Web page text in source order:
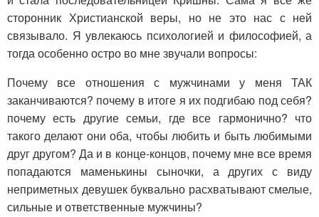
сторонник Христианской веры, но не это нас с ней
связывало. Я увлекаюсь психологией и философией, а
тогда особенно остро во мне звучали вопросы:
Почему все отношения с мужчинами у меня ТАК
заканчиваются? почему в итоге я их подгибаю под себя?
почему есть другие семьи, где все гармонично? что
такого делают они оба, чтобы любить и быть любимыми
друг другом? Да и в конце-концов, почему мне все время
попадаются маменькины сыночки, а других с виду
неприметных девушек буквально расхватывают смелые,
сильные и ответственные мужчины?